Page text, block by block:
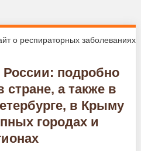
подробно
а также в
в Крыму
городах и